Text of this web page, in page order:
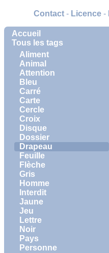
Accueil
Tous les tags
Aliment
Animal
Attention
Bleu
Carré
Carte
Cercle
Croix
Disque
Dossier
Drapeau
Feuille
Flèche
Gris
Homme
Interdit
Jaune
Jeu
Lettre
Noir
Pays
Personne
Contact- Licence-